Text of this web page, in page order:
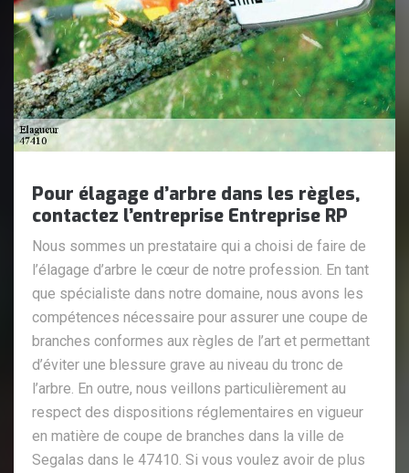
Pour élagage d’arbre dans les règles,
contactez l’entreprise Entreprise RP
Nous sommes un prestataire qui a choisi de faire de
l’élagage d’arbre le cœur de notre profession. En tant
que spécialiste dans notre domaine, nous avons les
compétences nécessaire pour assurer une coupe de
branches conformes aux règles de l’art et permettant
d’éviter une blessure grave au niveau du tronc de
l’arbre. En outre, nous veillons particulièrement au
respect des dispositions réglementaires en vigueur
en matière de coupe de branches dans la ville de
Segalas dans le 47410. Si vous voulez avoir de plus